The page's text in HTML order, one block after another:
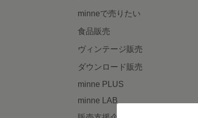
minneで売りたい
食品販売
ヴィンテージ販売
ダウンロード販売
minne PLUS
minne LAB